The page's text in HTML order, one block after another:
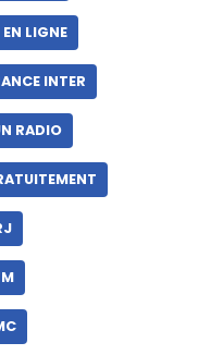
LIGNE
INTER
RADIO